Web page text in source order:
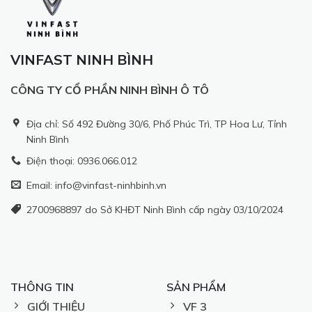
VINFAST NINH BÌNH
CÔNG TY CỔ PHẦN NINH BÌNH Ô TÔ
Địa chỉ: Số 492 Đường 30/6, Phố Phúc Trì, TP Hoa Lư, Tỉnh
Ninh Bình
Điện thoại: 0936.066.012
Email: info@vinfast-ninhbinh.vn
2700968897 do Sở KHĐT Ninh Bình cấp ngày 03/10/2024
THÔNG TIN
GIỚI THIỆU
SẢN PHẨM
VF 3